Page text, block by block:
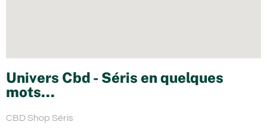
Univers Cbd - Séris en quelques
mots...
CBD Shop Séris